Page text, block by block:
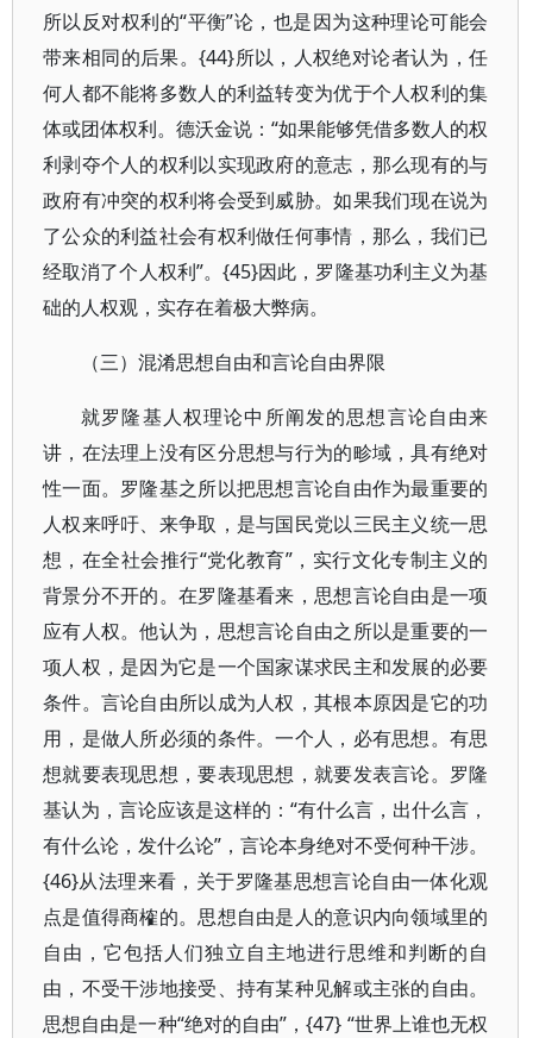
所以反对权利的“平衡”论，也是因为这种理论可能会
带来相同的后果。{44}所以，人权绝对论者认为，任
何人都不能将多数人的利益转变为优于个人权利的集
体或团体权利。德沃金说：“如果能够凭借多数人的权
利剥夺个人的权利以实现政府的意志，那么现有的与
政府有冲突的权利将会受到威胁。如果我们现在说为
了公众的利益社会有权利做任何事情，那么，我们已
经取消了个人权利”。{45}因此，罗隆基功利主义为基
础的人权观，实存在着极大弊病。
（三）混淆思想自由和言论自由界限
就罗隆基人权理论中所阐发的思想言论自由来
讲，在法理上没有区分思想与行为的畛域，具有绝对
性一面。罗隆基之所以把思想言论自由作为最重要的
人权来呼吁、来争取，是与国民党以三民主义统一思
想，在全社会推行“党化教育”，实行文化专制主义的
背景分不开的。在罗隆基看来，思想言论自由是一项
应有人权。他认为，思想言论自由之所以是重要的一
项人权，是因为它是一个国家谋求民主和发展的必要
条件。言论自由所以成为人权，其根本原因是它的功
用，是做人所必须的条件。一个人，必有思想。有思
想就要表现思想，要表现思想，就要发表言论。罗隆
基认为，言论应该是这样的：“有什么言，出什么言，
有什么论，发什么论”，言论本身绝对不受何种干涉。
{46}从法理来看，关于罗隆基思想言论自由一体化观
点是值得商榷的。思想自由是人的意识内向领域里的
自由，它包括人们独立自主地进行思维和判断的自
由，不受干涉地接受、持有某种见解或主张的自由。
思想自由是一种“绝对的自由”，{47} “世界上谁也无权